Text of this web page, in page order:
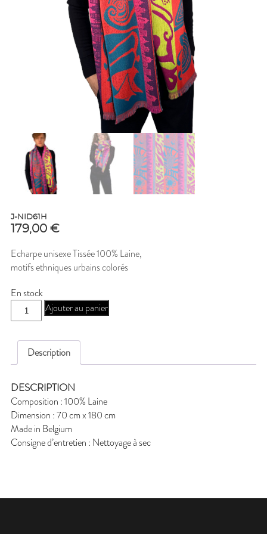
J-NID61H
179,00 €
Echarpe unisexe Tissée 100% Laine,
motifs ethniques urbains colorés
En stock
quantité
de
NID61H
Ajouter au panier
Description
DESCRIPTION
Composition : 100% Laine
Dimension : 70 cm x 180 cm
Made in Belgium
Consigne d’entretien : Nettoyage à sec